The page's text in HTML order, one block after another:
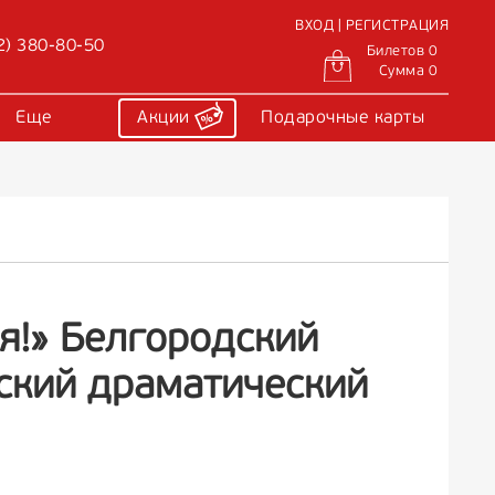
380-80-50
ВХОД | РЕГИСТРАЦИЯ
Билетов 0
Сумма 0
Еще Акции Подарочные карты
Белгородский
драматический